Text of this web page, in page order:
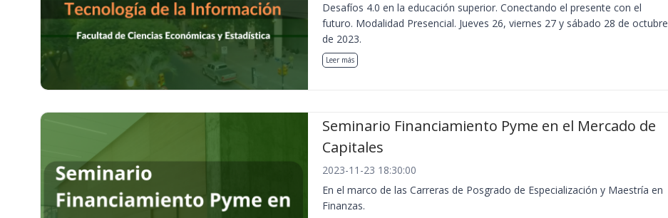
Desafíos 4.0 en la educación superior. Conectando el presente con el
futuro. Modalidad Presencial. Jueves 26, viernes 27 y sábado 28 de octubre
de 2023.
Leer más
Seminario Financiamiento Pyme en el Mercado de
Capitales
2023-11-23 18:30:00
En el marco de las Carreras de Posgrado de Especialización y Maestría en
Finanzas.